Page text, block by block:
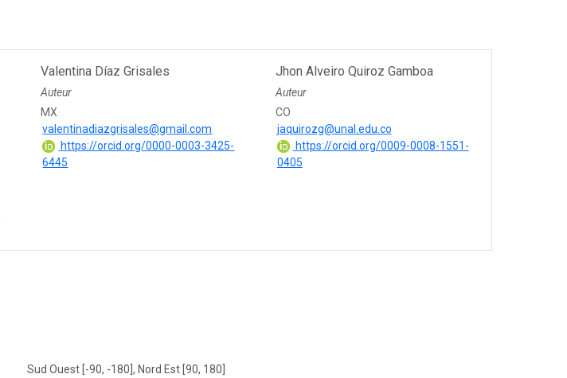
Valentina Díaz Grisales
Auteur
MX
valentinadiazgrisales@gmail.com
https://orcid.org/0000-0003-3425-
6445
Jhon Alveiro Quiroz Gamboa
Auteur
CO
jaquirozg@unal.edu.co
https://orcid.org/0009-0008-1551-
0405
Sud Ouest [-90, -180], Nord Est [90, 180]